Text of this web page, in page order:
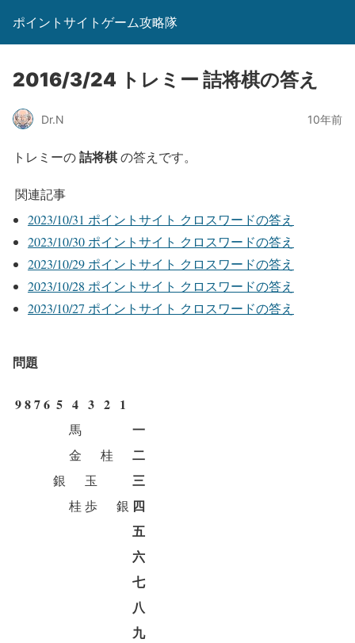
ポイントサイトゲーム攻略隊
2016/3/24 トレミー 詰将棋の答え
Dr.N 10年前
トレミーの詰将棋の答えです。
関連記事
2023/10/31 ポイントサイト クロスワードの答え
2023/10/30 ポイントサイト クロスワードの答え
2023/10/29 ポイントサイト クロスワードの答え
2023/10/28 ポイントサイト クロスワードの答え
2023/10/27 ポイントサイト クロスワードの答え
問題
9876 5 4 3 2 1
馬 一
金 桂 二
銀 玉 三
桂 歩 銀 四
五
六
七
八
九